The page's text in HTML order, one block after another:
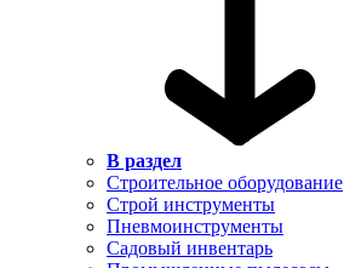
В раздел
Строительное оборудование
Строй инструменты
Пневмоинструменты
Садовый инвентарь